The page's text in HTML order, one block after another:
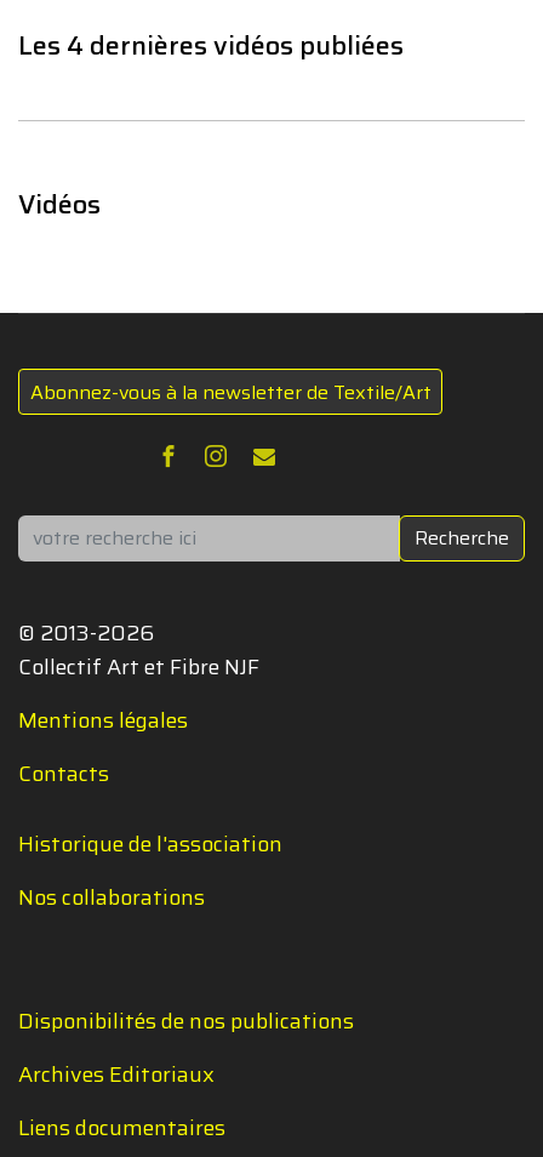
Les 4 dernières vidéos publiées
Vidéos
Abonnez-vous à la newsletter de Textile/Art
Rechercher Recherche
© 2013-2026
Collectif Art et Fibre NJF
Mentions légales
Contacts
Historique de l'association
Nos collaborations
Disponibilités de nos publications
Archives Editoriaux
Liens documentaires